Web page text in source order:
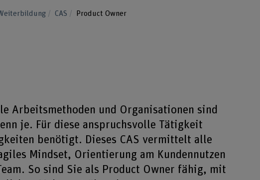
CAS Product Owner
Arbeitsmethoden und Organisationen sind
je. Für diese anspruchsvolle Tätigkeit
benötigt. Dieses CAS vermittelt alle
Mindset, Orientierung am Kundennutzen
So sind Sie als Product Owner fähig, mit